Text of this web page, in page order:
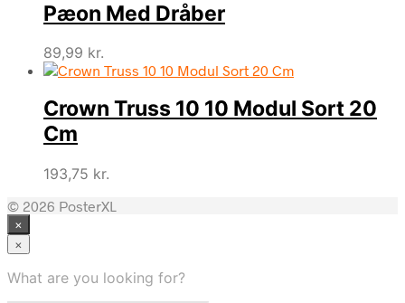
Pæon Med Dråber
89,99 kr.
Crown Truss 10 10 Modul Sort 20
Cm
193,75 kr.
© 2026 PosterXL
×
×
What are you looking for?